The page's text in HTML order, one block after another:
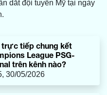
dắt đội tuyển Mỹ tại ngày
trực tiếp chung kết
League PSG-
trên kênh nào?
30/05/2026